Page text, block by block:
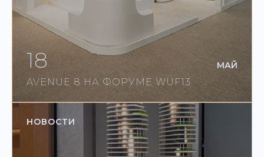
AVENUE 8 НА ФОРУМЕ WUF13
18 МАЙ
НОВОСТИ